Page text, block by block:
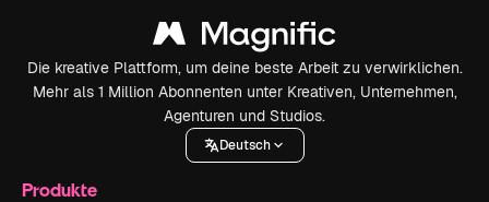
Die kreative Plattform, um deine beste Arbeit zu verwirklichen.
Mehr als 1 Million Abonnenten unter Kreativen, Unternehmen,
Agenturen und Studios.
Deutsch
Produkte